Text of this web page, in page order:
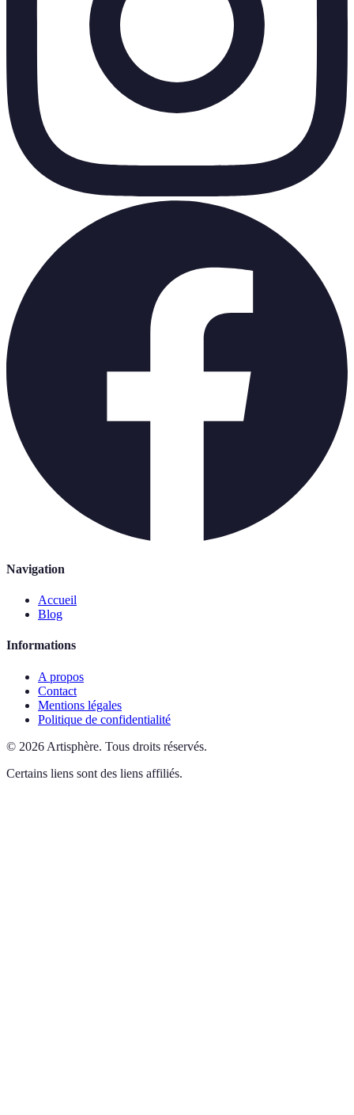
Navigation
Accueil
Blog
Informations
A propos
Contact
Mentions légales
Politique de confidentialité
© 2026 Artisphère. Tous droits réservés.
Certains liens sont des liens affiliés.